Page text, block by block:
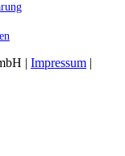
| Impressum |